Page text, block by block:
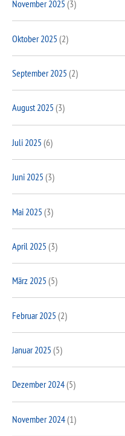
November 2025 (3)
Oktober 2025 (2)
September 2025 (2)
August 2025 (3)
Juli 2025 (6)
Juni 2025 (3)
Mai 2025 (3)
April 2025 (3)
März 2025 (5)
Februar 2025 (2)
Januar 2025 (5)
Dezember 2024(5)
November 2024(1)